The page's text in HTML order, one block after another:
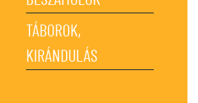
TÁBOROK,
KIRÁNDULÁS